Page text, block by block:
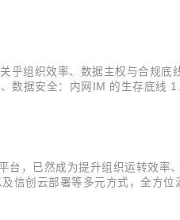
组织效率、数据主权与合规
数据安全：内网IM 的生存底线
，已然成为提升组织运转效率
创云部署等多元方式，全方位